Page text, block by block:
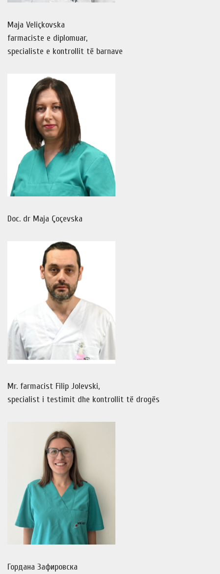
Maja Veliçkovska
farmaciste e diplomuar,
specialiste e kontrollit të barnave
Doc. dr Maja Çoçevska
Mr. farmacist Filip Jolevski,
specialist i testimit dhe kontrollit të drogës
Гордана Зафировска